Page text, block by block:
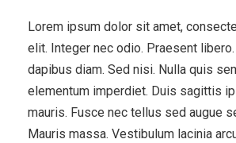
Lorem ipsum dolor sit amet,
elit. Integer nec odio. Praesent
dapibus diam. Sed nisi. Nulla quis
elementum imperdiet. Duis sagittis
mauris. Fusce nec tellus sed augue
Mauris massa. Vestibulum lacinia